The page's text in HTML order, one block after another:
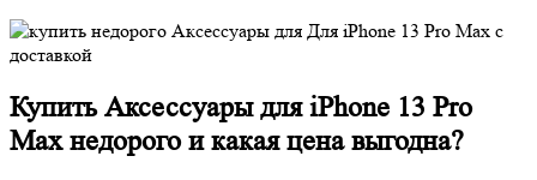
Купить Аксессуары для iPhone 13 Pro
Max недорого и какая цена выгодна?